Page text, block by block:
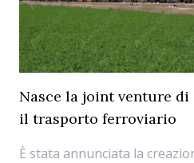
Nasce la joint venture di
il trasporto ferroviario
È stata annunciata la